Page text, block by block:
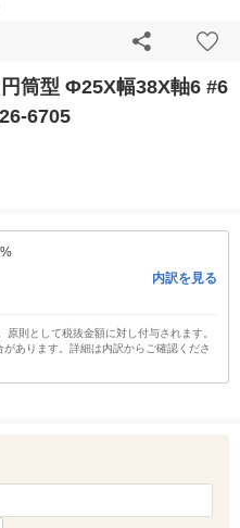
筒型 Φ25X幅38X軸6 #6
6705
内訳を見る
則として税抜金額に対し付与されます。
あります。詳細は内訳からご確認くださ